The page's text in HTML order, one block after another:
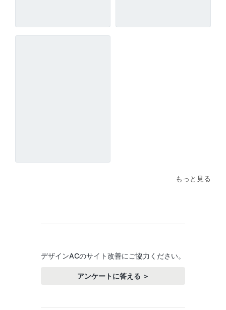
もっと見る
デザインACのサイト改善にご協力ください。
アンケートに答える ＞